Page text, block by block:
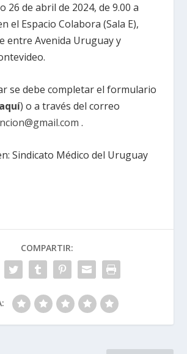
26 de abril de 2024, de 9.00 a
el Espacio Colabora (Sala E),
entre Avenida Uruguay y
se debe completar el formulario
) o a través del correo
.
Sindicato Médico del Uruguay
COMPARTIR: